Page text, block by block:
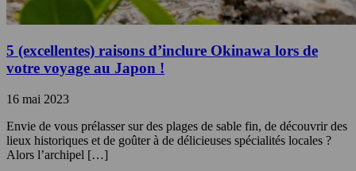
5 (excellentes) raisons d’inclure Okinawa lors de
votre voyage au Japon !
16 mai 2023
Envie de vous prélasser sur des plages de sable fin, de découvrir des
lieux historiques et de goûter à de délicieuses spécialités locales ?
Alors l’archipel […]